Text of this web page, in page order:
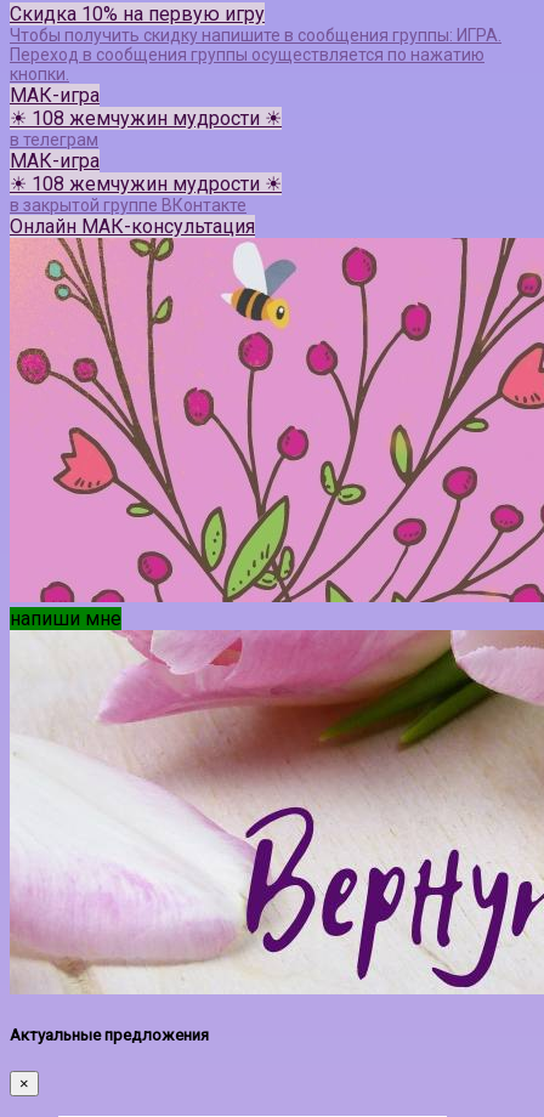
Скидка 10% на первую игру
Чтобы получить скидку напишите в сообщения группы: ИГРА.
Переход в сообщения группы осуществляется по нажатию
кнопки.
МАК-игра
☀ 108 жемчужин мудрости ☀
в телеграм
МАК-игра
☀ 108 жемчужин мудрости ☀
в закрытой группе ВКонтакте
Онлайн МАК-консультация
напиши мне
Актуальные предложения
×